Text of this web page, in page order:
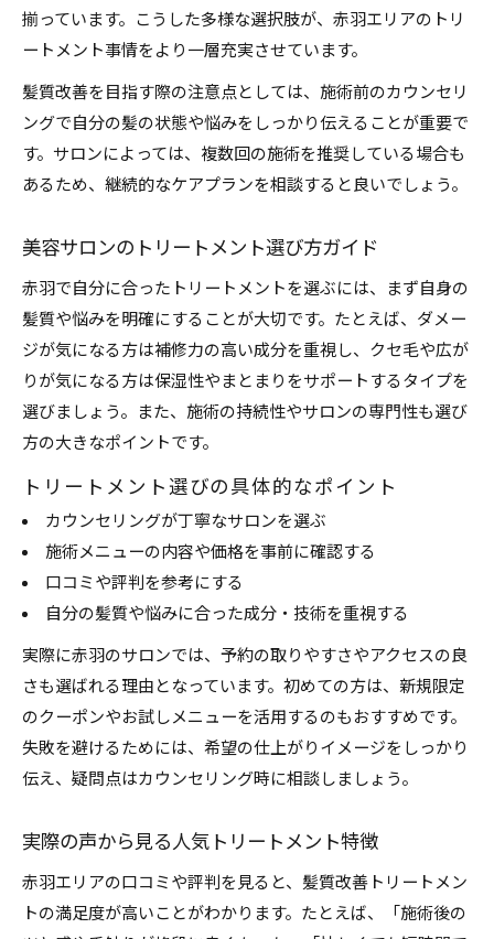
揃っています。こうした多様な選択肢が、赤羽エリアのトリ
ートメント事情をより一層充実させています。
髪質改善を目指す際の注意点としては、施術前のカウンセリ
ングで自分の髪の状態や悩みをしっかり伝えることが重要で
す。サロンによっては、複数回の施術を推奨している場合も
あるため、継続的なケアプランを相談すると良いでしょう。
美容サロンのトリートメント選び方ガイド
赤羽で自分に合ったトリートメントを選ぶには、まず自身の
髪質や悩みを明確にすることが大切です。たとえば、ダメー
ジが気になる方は補修力の高い成分を重視し、クセ毛や広が
りが気になる方は保湿性やまとまりをサポートするタイプを
選びましょう。また、施術の持続性やサロンの専門性も選び
方の大きなポイントです。
トリートメント選びの具体的なポイント
カウンセリングが丁寧なサロンを選ぶ
施術メニューの内容や価格を事前に確認する
口コミや評判を参考にする
自分の髪質や悩みに合った成分・技術を重視する
実際に赤羽のサロンでは、予約の取りやすさやアクセスの良
さも選ばれる理由となっています。初めての方は、新規限定
のクーポンやお試しメニューを活用するのもおすすめです。
失敗を避けるためには、希望の仕上がりイメージをしっかり
伝え、疑問点はカウンセリング時に相談しましょう。
実際の声から見る人気トリートメント特徴
赤羽エリアの口コミや評判を見ると、髪質改善トリートメン
トの満足度が高いことがわかります。たとえば、「施術後の